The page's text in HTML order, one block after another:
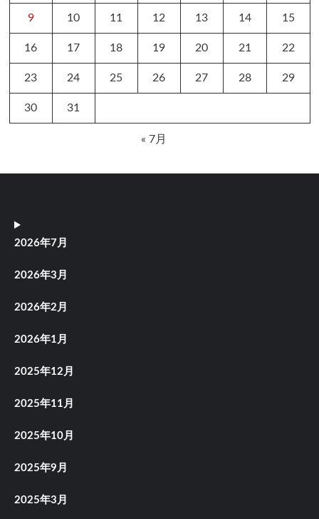
9 10 11 12 13 14 15
16 17 18 19 20 21 22
23 24 25 26 27 28 29
30 31
« 7月
2026年7月
2026年3月
2026年2月
2026年1月
2025年12月
2025年11月
2025年10月
2025年9月
2025年3月